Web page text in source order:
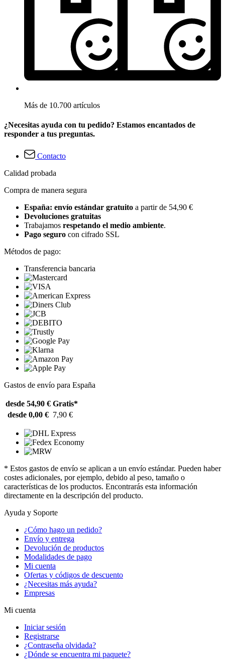
Más de 10.700 artículos
¿Necesitas ayuda con tu pedido? Estamos encantados de
responder a tus preguntas.
Contacto
Calidad probada
Compra de manera segura
España: envío estándar gratuito a partir de 54,90 €
Devoluciones gratuitas
Trabajamos respetando el medio ambiente.
Pago seguro con cifrado SSL
Métodos de pago:
Transferencia bancaria
Gastos de envío para España
desde 54,90 € Gratis*
desde 0,00 € 7,90 €
* Estos gastos de envío se aplican a un envío estándar. Pueden haber
costes adicionales, por ejemplo, debido al peso, tamaño o
características de los productos. Encontrarás esta información
directamente en la descripción del producto.
Ayuda y Soporte
¿Cómo hago un pedido?
Envío y entrega
Devolución de productos
Modalidades de pago
Mi cuenta
Ofertas y códigos de descuento
¿Necesitas más ayuda?
Empresas
Mi cuenta
Iniciar sesión
Registrarse
¿Contraseña olvidada?
¿Dónde se encuentra mi paquete?